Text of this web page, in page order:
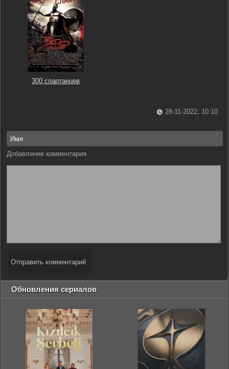
300 спартанцев
28-11-2022, 10:10
Добавление комментария
Отправить комментарий
Обновления сериалов